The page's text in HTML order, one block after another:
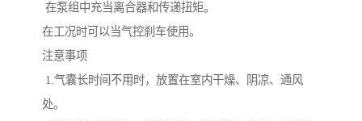
在泵组中充当离合器和传递扭矩。
在工况时可以当气控刹车使用。
注意事项
1.气囊长时间不用时，放置在室内干燥、阴凉、通风
处。